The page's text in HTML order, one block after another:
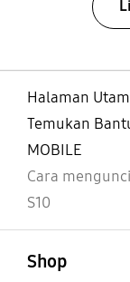
Halaman
Temukan
MOBILE
Cara
S10
Shop